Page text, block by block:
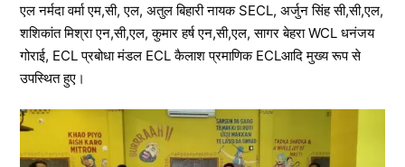
एल नर्मदा वर्मा एम,सी, एल, अतुल बिहारी नायक SECL, अर्जुन सिंह सी,सी,एल,
शशिकांत मिश्रा एन,सी,एल, कुमार हर्ष एन,सी,एल, सागर बेहरा WCL धनंजय
गोराई, ECL प्रबोधा मंडल ECL कैलाश प्रमाणिक ECLआदि मुख्य रूप से
उपस्थित हुए।